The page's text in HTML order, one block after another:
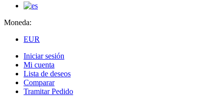
Moneda:
EUR
Iniciar sesión
Mi cuenta
Lista de deseos
Comparar
Tramitar Pedido